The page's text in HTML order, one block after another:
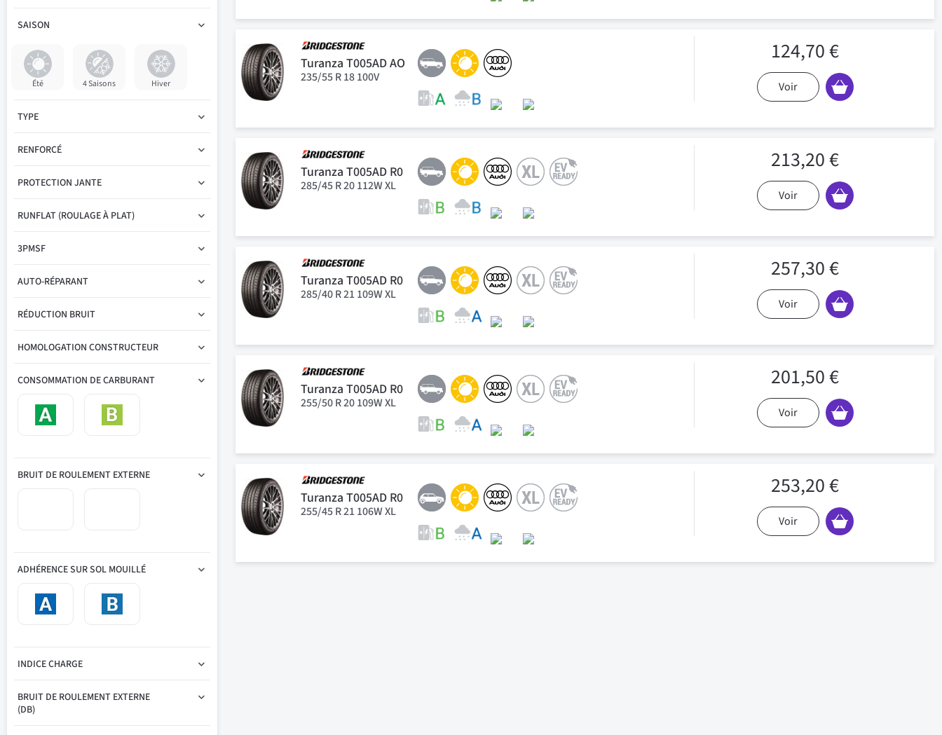
Turanza T005AD AO
235/55 R 18 100V
124,70 €
Voir
Turanza T005AD R0
285/45 R 20 112W XL
213,20 €
Voir
Turanza T005AD R0
285/40 R 21 109W XL
257,30 €
Voir
Turanza T005AD R0
255/50 R 20 109W XL
201,50 €
Voir
Turanza T005AD R0
255/45 R 21 106W XL
253,20 €
Voir
SAISON
Été 4 Saisons Hiver
TYPE
RENFORCÉ
PROTECTION JANTE
RUNFLAT (ROULAGE À PLAT)
3PMSF
AUTO-RÉPARANT
RÉDUCTION BRUIT
HOMOLOGATION CONSTRUCTEUR
CONSOMMATION DE CARBURANT
BRUIT DE ROULEMENT EXTERNE
ADHÉRENCE SUR SOL MOUILLÉ
INDICE CHARGE
BRUIT DE ROULEMENT EXTERNE
(DB)